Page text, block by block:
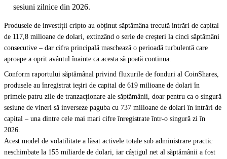
sesiuni zilnice din 2026.
Produsele de investiții cripto au obținut săptămâna trecută intrări de capital
de 117,8 milioane de dolari, extinzând o serie de creșteri la cinci săptămâni
consecutive – dar cifra principală maschează o perioadă turbulentă care
aproape a oprit avântul înainte ca acesta să poată continua.
Conform raportului săptămânal privind fluxurile de fonduri al CoinShares,
produsele au înregistrat ieșiri de capital de 619 milioane de dolari în
primele patru zile de tranzacționare ale săptămânii, doar pentru ca o singură
sesiune de vineri să inverseze paguba cu 737 milioane de dolari în intrări de
capital – una dintre cele mai mari cifre înregistrate într-o singură zi în
2026.
Acest model de volatilitate a lăsat activele totale sub administrare practic
neschimbate la 155 miliarde de dolari, iar câștigul net al săptămânii a fost